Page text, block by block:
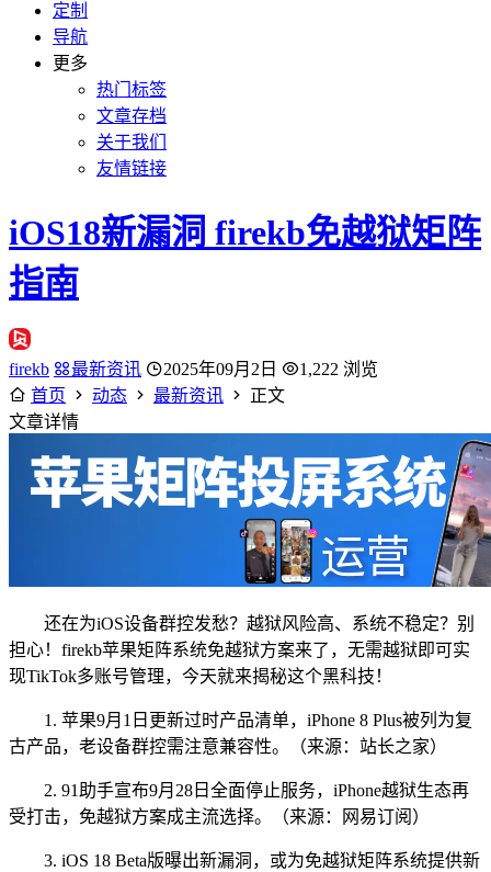
定制
导航
更多
热门标签
文章存档
关于我们
友情链接
iOS18新漏洞 firekb免越狱矩阵
指南
firekb 最新资讯 2025年09月2日
1,222 浏览
首页
动态 最新资讯
正文
文章详情
还在为iOS设备群控发愁？越狱风险高、系统不稳定？别
担心！firekb苹果矩阵系统免越狱方案来了，无需越狱即可实
现TikTok多账号管理，今天就来揭秘这个黑科技！
1. 苹果9月1日更新过时产品清单，iPhone 8 Plus被列为复
古产品，老设备群控需注意兼容性。（来源：站长之家）
2. 91助手宣布9月28日全面停止服务，iPhone越狱生态再
受打击，免越狱方案成主流选择。（来源：网易订阅）
3. iOS 18 Beta版曝出新漏洞，或为免越狱矩阵系统提供新